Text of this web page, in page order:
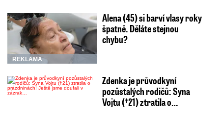
REKLAMA
Alena (45) si barví vlasy roky
špatně. Děláte stejnou
chybu?
Zdenka je průvodkyní
pozůstalých rodičů: Syna
Vojtu (†21) ztratila o…